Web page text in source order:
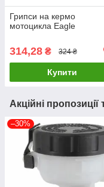
Грипси на кермо
мотоцикла Eagle
314,28 ₴ 324 ₴
Купити
Акційні пропозиції
–30%